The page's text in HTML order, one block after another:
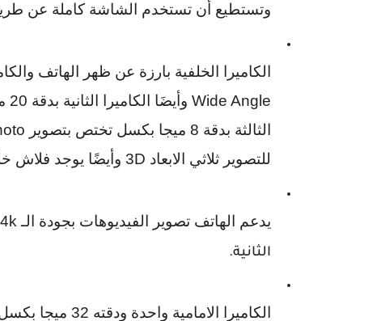
وتستطيع أن تستخدم الشاشة كاملة عن
الكاميرا الخلفية بارزة عن ظهر الهاتف
Wide Angle وأيضَا الكاميرا الثانية بدقة 20
الثالثة بدقة 8 ميجا بكسل تختص بتصوير
للتصوير ثلاثي الابعاد 3D وأيضًا يوجد فلاش
يدعم الهاتف تصوير الفيديوهات بجودة الـ 4k
الثانية.
الكاميرا الامامية واحدة ودقته 32 ميجا